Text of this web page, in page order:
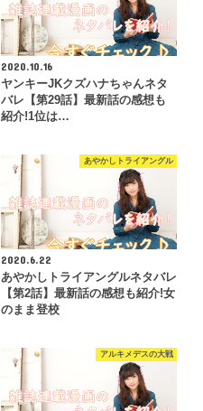
2020.10.16
ヤンキーJKクズハナちゃんネタ
バレ【第29話】最新話の感想も
紹介!1位は…
あやかしトライアングル
2020.6.22
あやかしトライアングルネタバレ
【第2話】最新話の感想も紹介!女
のまま登校
アルキメデスの大戦